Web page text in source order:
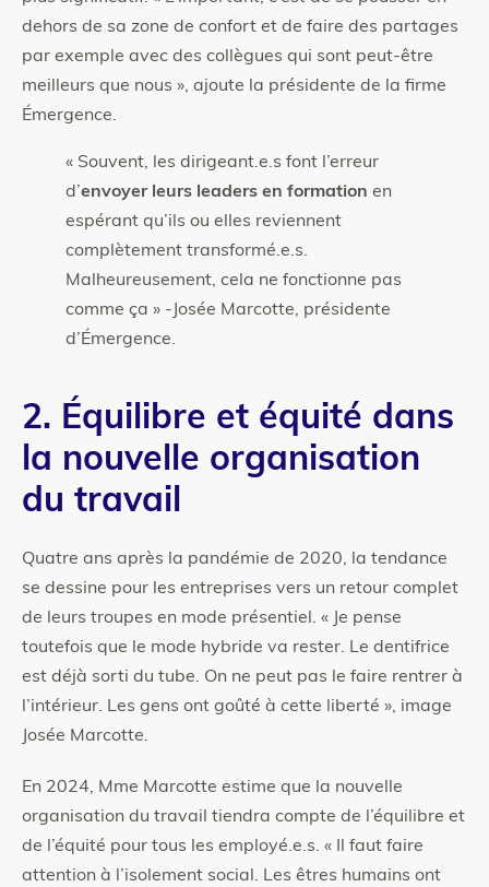
dehors de sa zone de confort et de faire des partages
par exemple avec des collègues qui sont peut-être
meilleurs que nous », ajoute la présidente de la firme
Émergence.
« Souvent, les dirigeant.e.s font l’erreur
d’envoyer leurs leaders en formation en
espérant qu’ils ou elles reviennent
complètement transformé.e.s.
Malheureusement, cela ne fonctionne pas
comme ça » -Josée Marcotte, présidente
d’Émergence.
2. Équilibre et équité dans
la nouvelle organisation
du travail
Quatre ans après la pandémie de 2020, la tendance
se dessine pour les entreprises vers un retour complet
de leurs troupes en mode présentiel. « Je pense
toutefois que le mode hybride va rester. Le dentifrice
est déjà sorti du tube. On ne peut pas le faire rentrer à
l’intérieur. Les gens ont goûté à cette liberté », image
Josée Marcotte.
En 2024, Mme Marcotte estime que la nouvelle
organisation du travail tiendra compte de l’équilibre et
de l’équité pour tous les employé.e.s. « Il faut faire
attention à l’isolement social. Les êtres humains ont